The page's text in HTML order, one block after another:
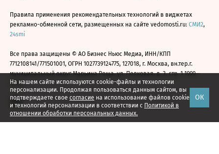
На нашем сайте используются cookie-файлы и технологии
персонализации. Продолжая пользоваться данным сайтом, вы
подтверждаете свое согласие на использование файлов cookie
и технологий персонализации в соответствии с Политикой в
отношении обработки персональных данных.
ОК
Правила применения рекомендательных технологий в виджетах
рекламно-обменной сети, размещенных на сайте vedomosti.ru: СМИ2,
24smi
Все права защищены © АО Бизнес Ньюс Медиа, ИНН/КПП
7712108141/771501001, ОГРН 1027739124775, 127018, г. Москва, вн.тер.г.
муниципальный округ Марьина Роща, ул. Полковая, д. 3, стр. 1 1999—
2026